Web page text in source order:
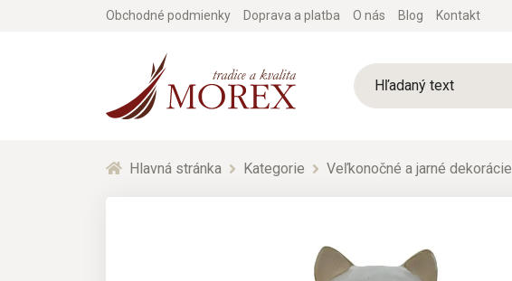
Obchodné podmienky Doprava a platba O nás Blog Kontakt
Hlavná stránka Kategorie Veľkonočné a jarné dekorácie